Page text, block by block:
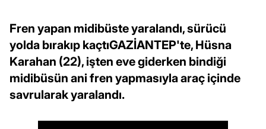
Fren yapan midibüste yaralandı, sürücü
yolda bırakıp kaçtıGAZİANTEP'te, Hüsna
Karahan (22), işten eve giderken bindiği
midibüsün ani fren yapmasıyla araç içinde
savrularak yaralandı.